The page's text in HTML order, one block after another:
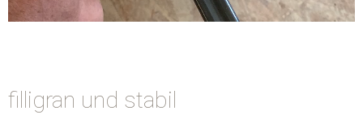
filligran und stabil